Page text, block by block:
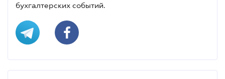
бухгалтерских событий.